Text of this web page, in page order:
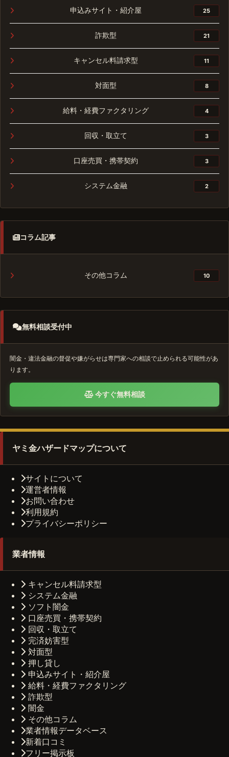
申込みサイト・紹介屋 25
詐欺型 21
キャンセル料請求型 11
対面型 8
給料・経費ファクタリング 4
回収・取立て 3
口座売買・携帯契約 3
システム金融 2
コラム記事
その他コラム 10
無料相談受付中
闇金・違法金融の督促や嫌がらせは専門家への相談で止められる可能性があ
ります。
今すぐ無料相談
ヤミ金ハザードマップについて
サイトについて
運営者情報
お問い合わせ
利用規約
プライバシーポリシー
業者情報
キャンセル料請求型
システム金融
ソフト闇金
口座売買・携帯契約
回収・取立て
完済妨害型
対面型
押し貸し
申込みサイト・紹介屋
給料・経費ファクタリング
詐欺型
闇金
その他コラム
業者情報データベース
新着口コミ
フリー掲示板